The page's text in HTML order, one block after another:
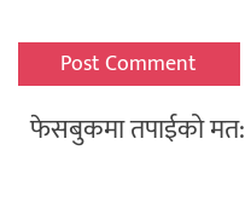
फेसबुकमा तपाईको मत: